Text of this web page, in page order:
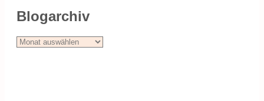
Blogarchiv
Blogarchiv